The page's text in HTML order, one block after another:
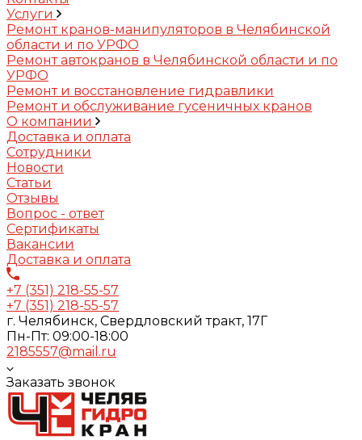
Услуги
Ремонт кранов-манипуляторов в Челябинской
области и по УРФО
Ремонт автокранов в Челябинской области и по
УРФО
Ремонт и восстановление гидравлики
Ремонт и обслуживание гусеничных кранов
О компании
Доставка и оплата
Сотрудники
Новости
Статьи
Отзывы
Вопрос - ответ
Сертификаты
Вакансии
Доставка и оплата
+7 (351) 218-55-57
+7 (351) 218-55-57
г. Челябинск, Свердловский тракт, 17Г
Пн-Пт: 09:00-18:00
2185557@mail.ru
Заказать звонок